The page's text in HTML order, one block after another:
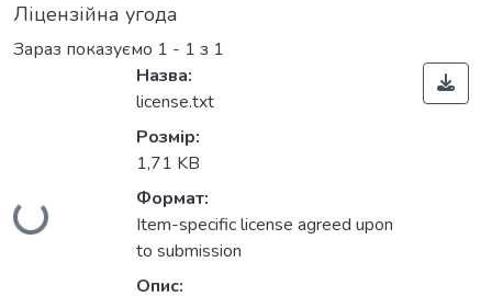
Ліцензійна угода
Зараз показуємо 1 - 1 з 1
Вантажиться...
Назва:
license.txt
Розмір:
1,71 KB
Формат:
Item-specific license agreed upon
to submission
Опис: